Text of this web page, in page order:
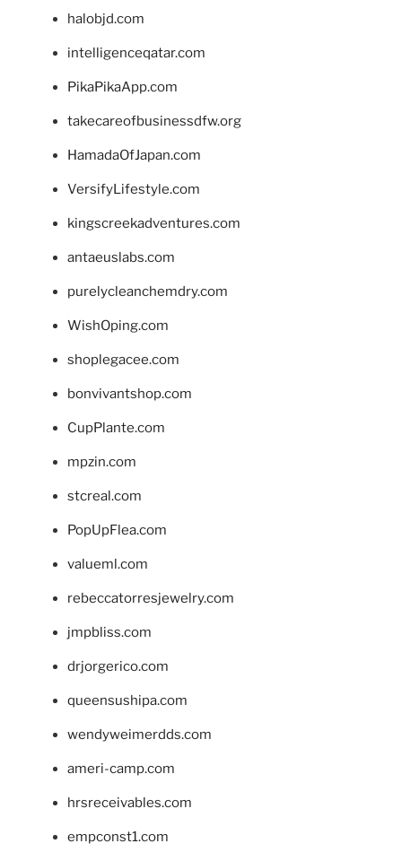
halobjd.com
intelligenceqatar.com
PikaPikaApp.com
takecareofbusinessdfw.org
HamadaOfJapan.com
VersifyLifestyle.com
kingscreekadventures.com
antaeuslabs.com
purelycleanchemdry.com
WishOping.com
shoplegacee.com
bonvivantshop.com
CupPlante.com
mpzin.com
stcreal.com
PopUpFlea.com
valueml.com
rebeccatorresjewelry.com
jmpbliss.com
drjorgerico.com
queensushipa.com
wendyweimerdds.com
ameri-camp.com
hrsreceivables.com
empconst1.com